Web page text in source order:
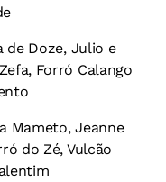
de Doze, Julio e
Forró Calango
Mameto, Jeanne
do Zé, Vulcão